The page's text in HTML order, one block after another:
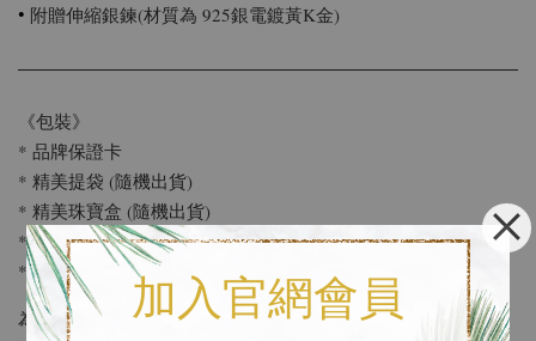
加入官網會員
• 附贈伸縮銀鍊(材質為 925銀電鍍黃K金)
《包裝》
* 品牌保證卡
* 精美提袋 (隨機出貨)
* 精美珠寶盒 (隨機出貨)
* 擦拭布 (任何銀飾皆可擦拭保養)
* 名片 / 小卡 (提供免費寫50字以內小卡片服務 )
為響應環保，結帳時可以另外備註使用環保包裝，我們將為您